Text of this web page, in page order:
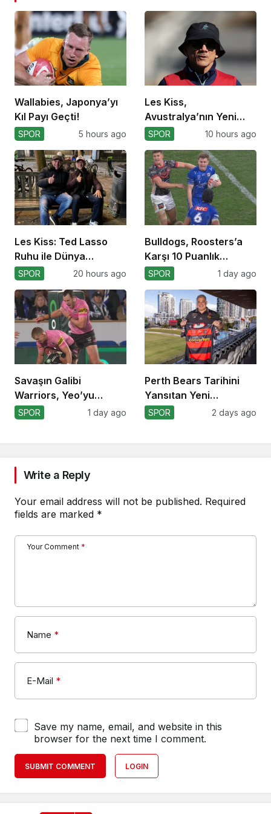
Wallabies, Japonya’yı
Kıl Payı Geçti!
SPOR 5 hours ago
Les Kiss,
Avustralya’nın Yeni
Koçu Olarak Debüt
SPOR 10 hours ago
Les Kiss: Ted Lasso
Ruhu ile Dünya
Kupası’na
SPOR 20 hours ago
Bulldogs, Roosters’a
Karşı 10 Puanlık
Avantajı Yitirdi
SPOR 1 day ago
Savaşın Galibi
Warriors, Yeo’yu
Kaybetti!
SPOR 1 day ago
Perth Bears Tarihini
Yansıtan Yeni
Formasını Tanıttı
SPOR 2 days ago
Write a Reply
Your email address will not be published. Required
fields are marked *
Your Comment *
Name *
E-Mail *
Save my name, email, and website in this
browser for the next time I comment.
SUBMIT COMMENT LOGIN